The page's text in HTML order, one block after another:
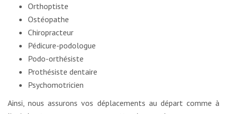
Orthoptiste
Ostéopathe
Chiropracteur
Pédicure-podologue
Podo-orthésiste
Prothésiste dentaire
Psychomotricien
Ainsi, nous assurons vos déplacements au départ comme à